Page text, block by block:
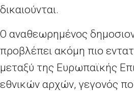
δικαιούνται.
Ο αναθεωρημένος
προβλέπει ακόμη πιο
μεταξύ της Ευρωπαϊκής
εθνικών αρχών, γεγονός